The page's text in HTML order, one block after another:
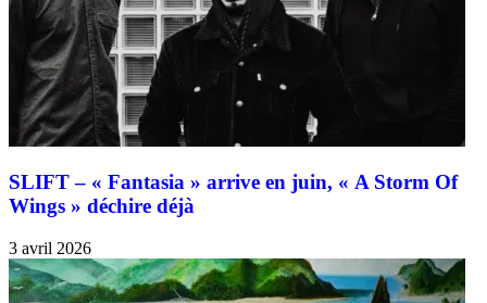
SLIFT – « Fantasia » arrive en juin, « A Storm Of
Wings » déchire déjà
3 avril 2026